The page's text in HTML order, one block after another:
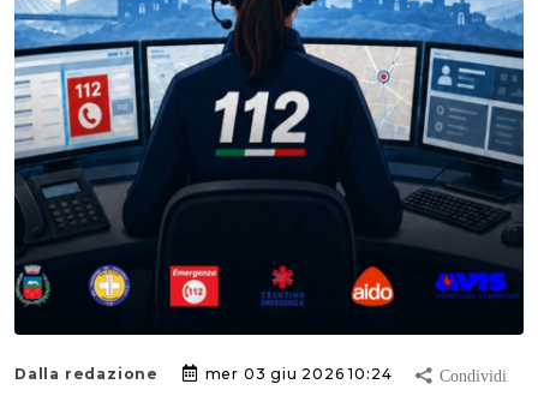
Dalla redazione mer 03 giu 2026 10:24